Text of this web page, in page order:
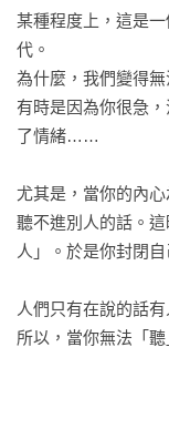
某種程度上，這是
代。
為什麼，我們變得
有時是因為你很急
了情緒……
尤其是，當你的內
聽不進別人的話。
人」。於是你封閉
人們只有在說的話
所以，當你無法「
始。如此才能構成